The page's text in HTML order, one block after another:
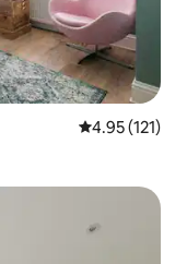
Calificación
4.95 (121)